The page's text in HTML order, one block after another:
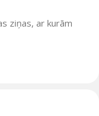
ziņas, ar kurām